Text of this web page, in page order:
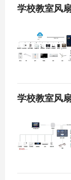
学校教室风
学校教室风